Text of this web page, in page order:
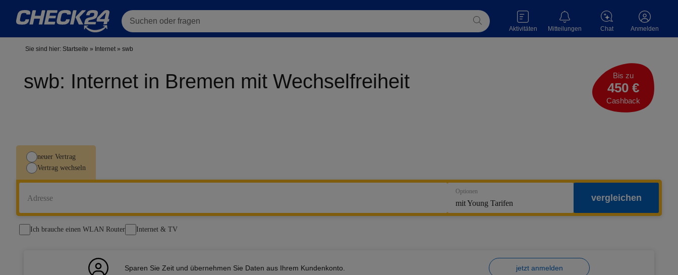
Suchen oder fragen
Aktivitäten Mitteilungen Chat Anmelden
Sie sind hier: Startseite » Internet » swb
swb: Internet in Bremen mit Wechselfreiheit Bis zu
450 €
Cashback
neuer Vertrag
Vertrag wechseln
Adresse
Optionen
mit Young Tarifen
vergleichen
Ich brauche einen WLAN Router Internet & TV
Sparen Sie Zeit und übernehmen Sie Daten aus Ihrem Kundenkonto. jetzt anmelden